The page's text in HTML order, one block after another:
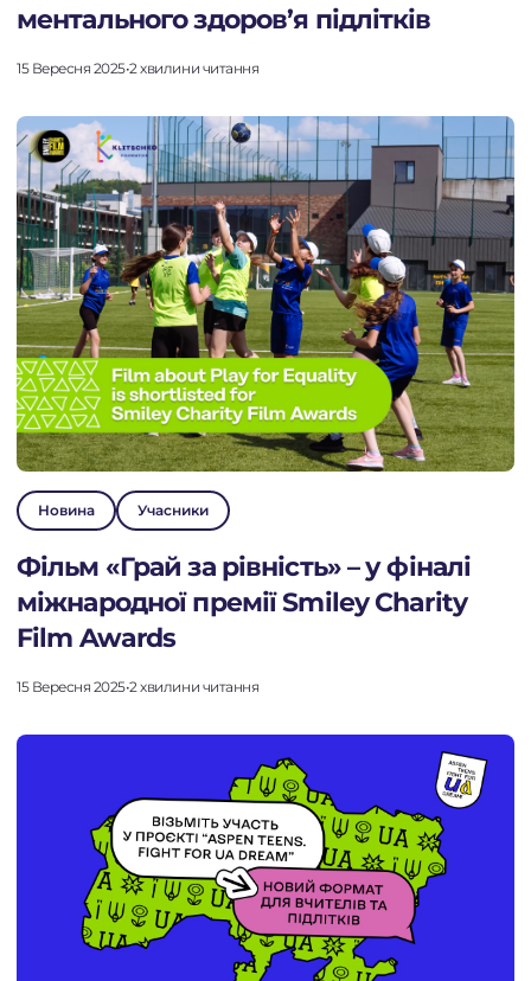
ПРО ФОНД
ПРОЄКТИ
НОВИНИ
ДІЯЛЬНІСТЬ
ПІДТРИМАТИ
ментального здоров’я підлітків
15 Вересня 2025•2 хвилини читання
Новина Учасники
Фільм «Грай за рівність» – у фіналі
міжнародної премії Smiley Charity
Film Awards
15 Вересня 2025•2 хвилини читання